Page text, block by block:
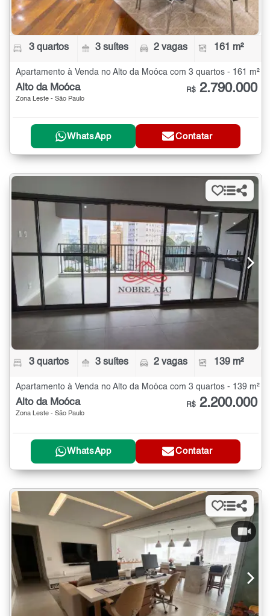
3 quartos 3 suítes 2 vagas 161 m²
Apartamento à Venda no Alto da Moóca com 3 quartos - 161 m²
Alto da Moóca
Zona Leste - São Paulo
R$ 2.790.000
WhatsApp Contatar
3 quartos 3 suítes 2 vagas 139 m²
Apartamento à Venda no Alto da Moóca com 3 quartos - 139 m²
Alto da Moóca
Zona Leste - São Paulo
R$ 2.200.000
WhatsApp Contatar